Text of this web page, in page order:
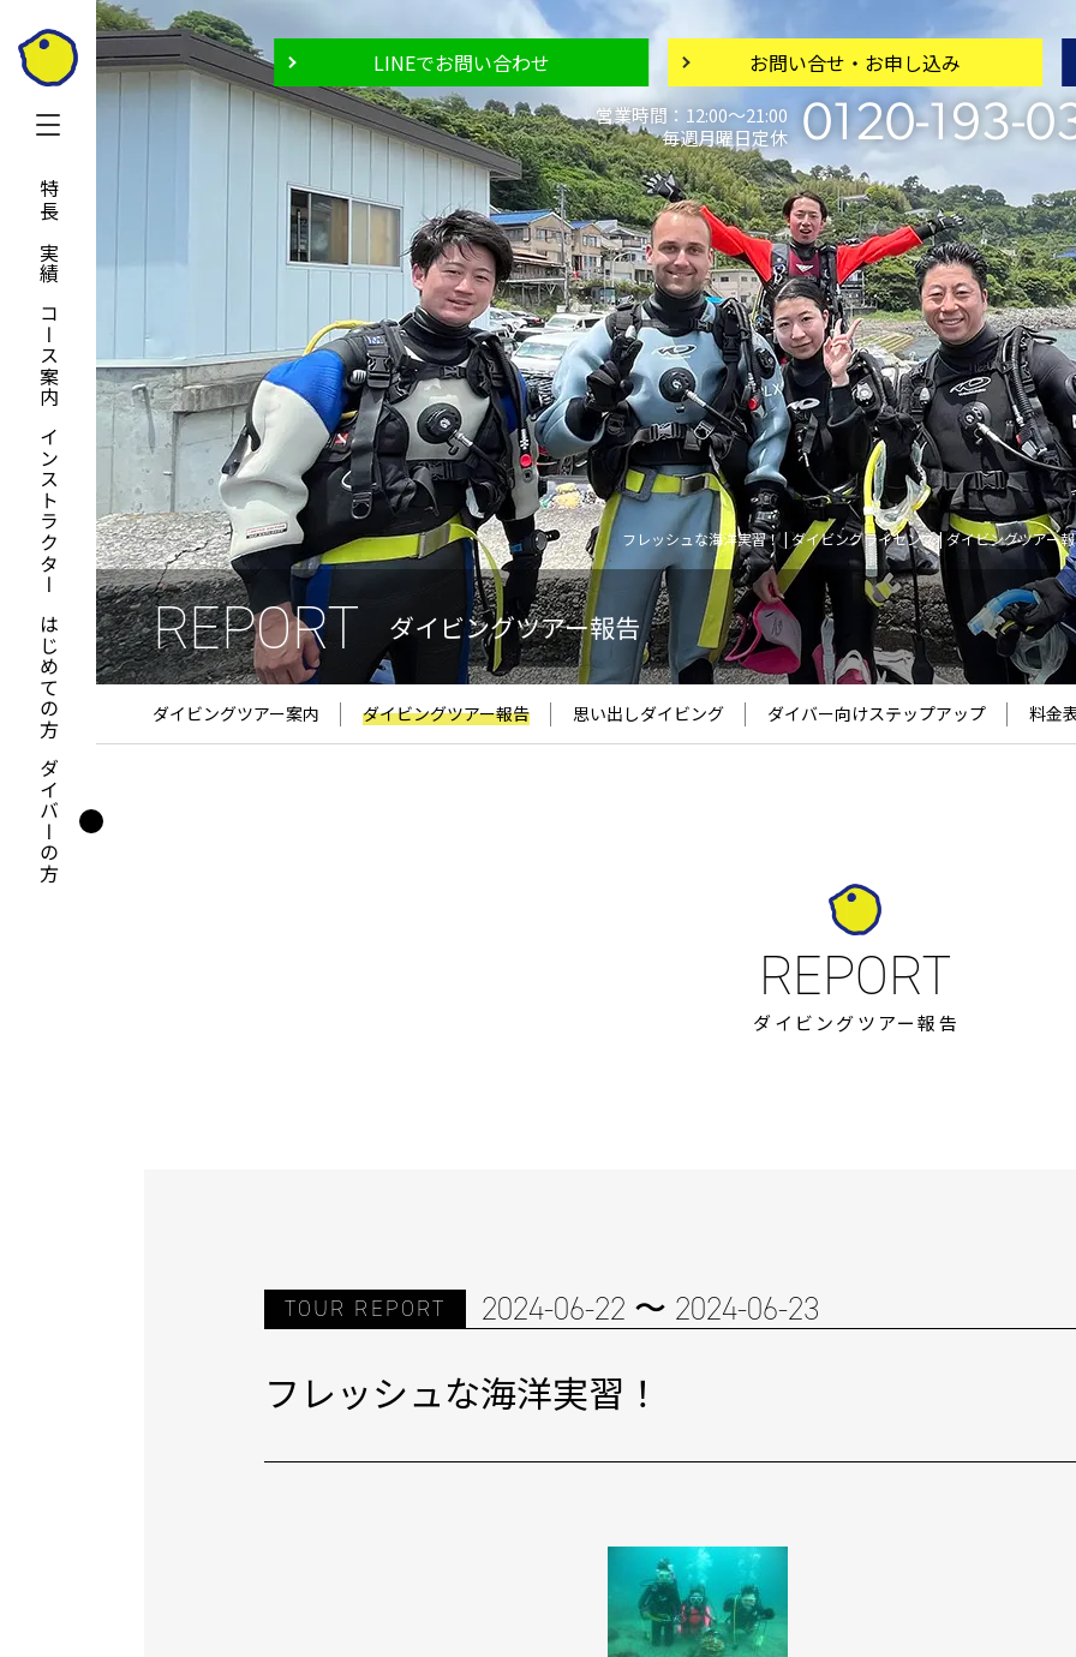
フレッシュな海洋実習！ | ダイビングライセンス | ダイビングツアー
LINEでお問い合わせ お問い合せ・ お申し込み
営業時間：12:00〜21:00
毎週月曜日定休 0120-193-
特長と実績
コース案内
インストラクター
はじめての方
ダイバーの方
REPORT ダイビングツアー報告
ダイビングツアー案内 ダイビングツアー報告 思い出しダイビング ダイバー向けステップアップ 料金
ダイビングツアー報告
TOUR REPORT 2024-06-22 〜 2024-06-23
フレッシュな海洋実習！